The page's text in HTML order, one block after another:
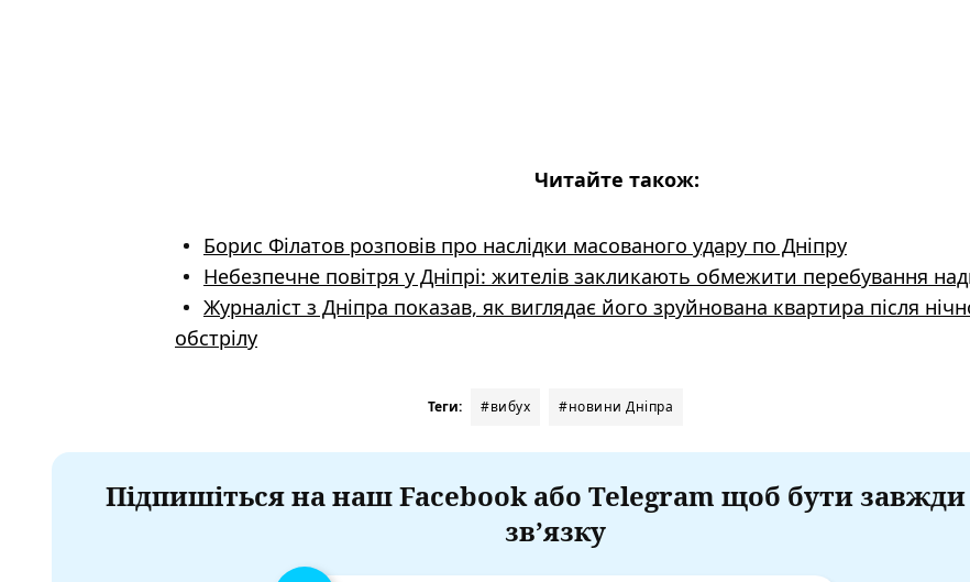
Читайте також:
Борис Філатов розповів про наслідки масованого удару по Дніпру
Небезпечне повітря у Дніпрі: жителів закликають обмежити перебування
Журналіст з Дніпра показав, як виглядає його зруйнована квартира після
обстрілу
Теги: #вибух #новини Дніпра
Підпишіться на наш Facebook або Telegram щоб бути
зв’язку